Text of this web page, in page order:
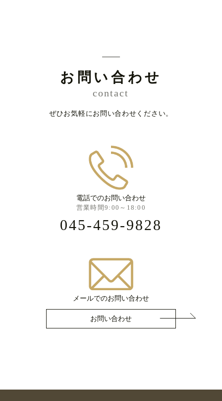
お問い合わせ
contact
ぜひお気軽にお問い合わせください。
電話でのお問い合わせ
営業時間9:00～18:00
045-459-9828
メールでのお問い合わせ
お問い合わせ